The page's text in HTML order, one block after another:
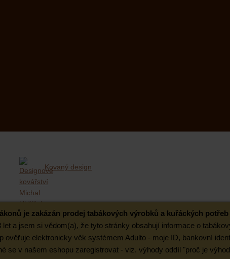
Kovaný design
je zakázán prodej tabákových výrobků a kuřáckých
let a jsem si vědom(a), že tyto stránky obsahují informace o
ověřuje elektronicky věk systémem Adulto - moje ID, bankovní
se v našem eshopu zaregistrovat - viz. výhody oddíl "proč je